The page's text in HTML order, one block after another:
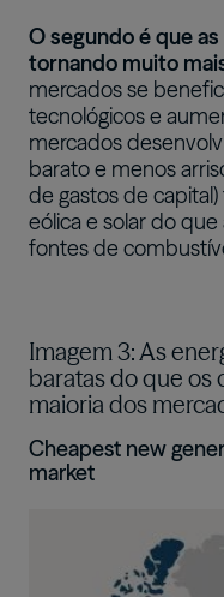
O segundo é que
tornando muito
mercados se
tecnológicos e
mercados
barato e menos
de gastos de
eólica e solar do
fontes de
Imagem 3: As
baratas do que os
maioria dos
Cheapest new
market